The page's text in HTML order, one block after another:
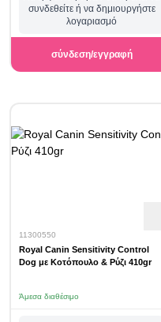
συνδεθείτε ή να δημιουργήστε
λογαριασμό
σύνδεση/εγγραφή
11300550
Royal Canin Sensitivity Control
Dog με Κοτόπουλο & Ρύζι 410gr
Άμεσα διαθέσιμο